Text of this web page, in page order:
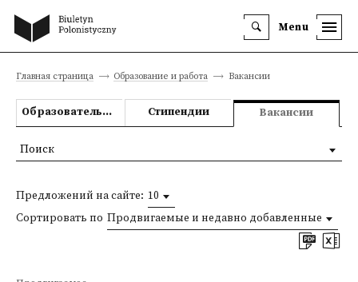
Menu
Главная страница Образование и работа Вакансии
Образовательные предложения Стипендии Вакансии
Предложений на сайте: 10
Сортировать по Продвигаемые и недавно добавленные
Поиск